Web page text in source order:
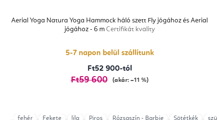
Aerial Yoga Natura Yoga Hammock háló szett Fly jógához és Aerial
jógához - 6 m Certifikát kvality
5-7 napon belül szállítunk
Ft52 900-tól
Ft59 600 (akár: –11 %)
fehér Fekete lila Piros Rózsaszín - Barbie Sötétkék